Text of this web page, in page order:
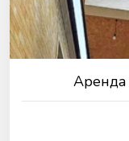
Аренда